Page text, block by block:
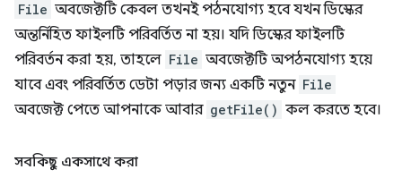
File অবজেক্টটি কেবল তখনই পঠনযোগ্য হবে যখন ডিস্কের
অন্তর্নিহিত ফাইলটি পরিবর্তিত না হয়। যদি ডিস্কের ফাইলটি
পরিবর্তন করা হয়, তাহলে File অবজেক্টটি অপঠনযোগ্য হয়ে
যাবে এবং পরিবর্তিত ডেটা পড়ার জন্য একটি নতুন File
অবজেক্ট পেতে আপনাকে আবার getFile() কল করতে হবে।
সবকিছু একসাথে করা